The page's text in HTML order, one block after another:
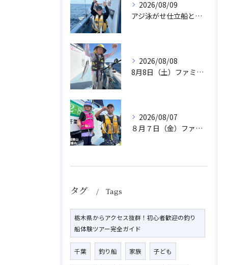
2026/08/09
アジ泳がせ仕立船とスルメイカ船
2026/08/08
8月8日（土）ファミリーアジ
2026/08/07
８月７日（金）ファミリフィッシング
タグ Tags
栃木県からアクセス抜群！初心者歓迎の釣り
船体験ツアー完全ガイド
千葉 釣り船 家族 子ども